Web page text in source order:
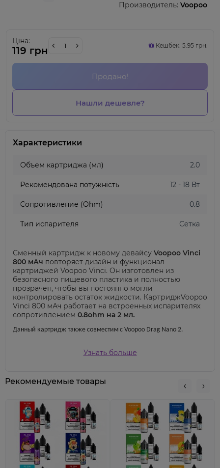
Производитель: Voopoo
Ціна:
119 грн Кешбек: 5.95 грн.
Продано!
Нашли дешевле?
Характеристики
Объем картриджа (мл) 2.0
Рекомендована потужність 12 - 18 Вт
Сопротивление (Ohm) 0.8
Тип испарителя Сетка
Сменный картридж к новому девайсу Voopoo Vinci
800 мАч повторяет дизайн и функционал
картриджей Voopoo Vinci. Он изготовлен из
безопасного пищевого пластика и полностью
прозрачен, чтобы вы постоянно могли
контролировать остаток жидкости. КартриджVoopoo
Vinci 800 мАч работает на встроенных испарителях
сопротивлением 0.8ohm на 2 мл.
Данный картридж также совместим с Voopoo Drag Nano 2.
Узнать больше
Рекомендуемые товары